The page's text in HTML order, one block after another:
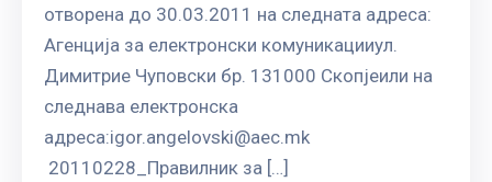
отворена до 30.03.2011 на следната адреса:
Агенција за електронски комуникацииул.
Димитрие Чуповски бр. 131000 Скопјеили на
следнава електронска
адреса:igor.angelovski@aec.mk
20110228_Правилник за […]